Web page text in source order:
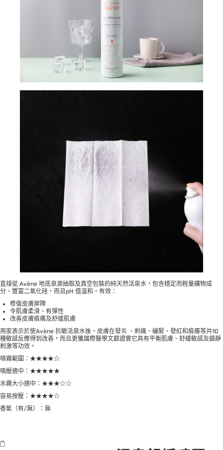
直接從 Avène 地底泉源抽取及真空包裝的純天然活泉水，包含穩定而輕量礦物成
分、豐富二氧化硅，而且pH 值温和，有效：
修復皮膚屏障
令肌膚柔滑、有彈性
改善皮膚痕癢及舒緩肌膚
用家表示於使Avène 抗敏活泉水後，皮膚在發炎 、刺痛、繃緊、發紅和痕癢等共10
種敏感反應得到改善，而且更獲國際醫學文獻證實它具有平衡肌膚、舒緩敏感及鎮靜
刺激等功效。
噴霧範圍：★★★★☆
噴壓適中：★★★★★
水霧大小適中：★★★☆☆
容易按壓：★★★★☆
香氣（有/無）：無